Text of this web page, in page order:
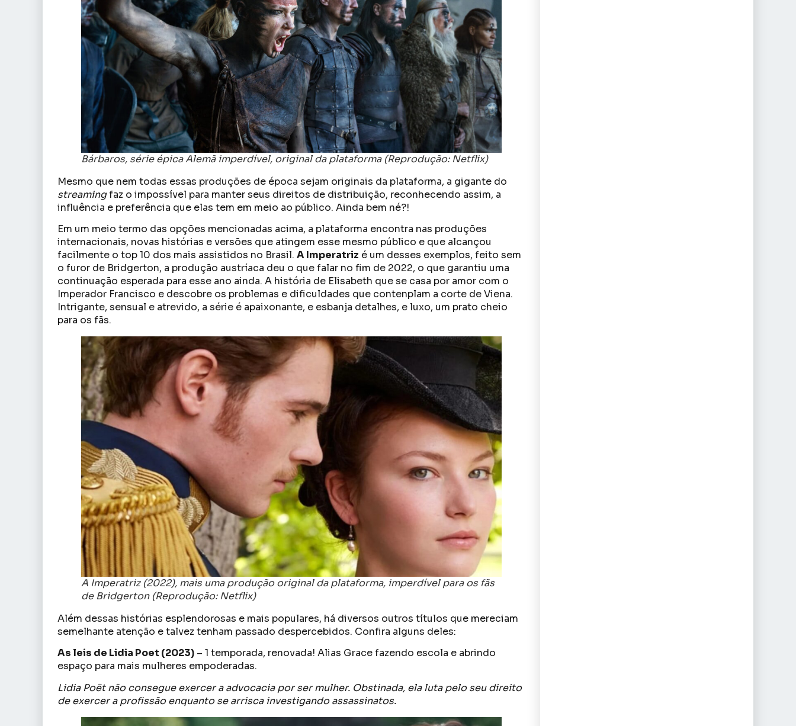
Bárbaros, série épica Alemã imperdível, original da plataforma (Reprodução: Netflix)
Mesmo que nem todas essas produções de época sejam originais da plataforma, a gigante do
streamingfaz o impossível para manter seus direitos de distribuição, reconhecendo assim, a
influência e preferência que elas tem em meio ao público. Ainda bem né?!
Em um meio termo das opções mencionadas acima, a plataforma encontra nas produções
internacionais, novas histórias e versões que atingem esse mesmo público e que alcançou
facilmente o top 10 dos mais assistidos no Brasil. A Imperatriz é um desses exemplos, feito sem
o furor de Bridgerton, a produção austríaca deu o que falar no fim de 2022, o que garantiu uma
continuação esperada para esse ano ainda. A história de Elisabeth que se casa por amor com o
Imperador Francisco e descobre os problemas e dificuldades que contenplam a corte de Viena.
Intrigante, sensual e atrevido, a série é apaixonante, e esbanja detalhes, e luxo, um prato cheio
para os fãs.
A Imperatriz (2022), mais uma produção original da plataforma, imperdível para os fãs
de Bridgerton (Reprodução: Netflix)
Além dessas histórias esplendorosas e mais populares, há diversos outros títulos que mereciam
semelhante atenção e talvez tenham passado despercebidos. Confira alguns deles:
As leis de Lidia Poet (2023) – 1 temporada, renovada! Alias Grace fazendo escola e abrindo
espaço para mais mulheres empoderadas.
Lidia Poët não consegue exercer a advocacia por ser mulher. Obstinada, ela luta pelo seu direito
de exercer a profissão enquanto se arrisca investigando assassinatos.